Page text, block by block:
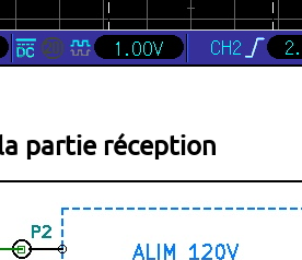
partie réception